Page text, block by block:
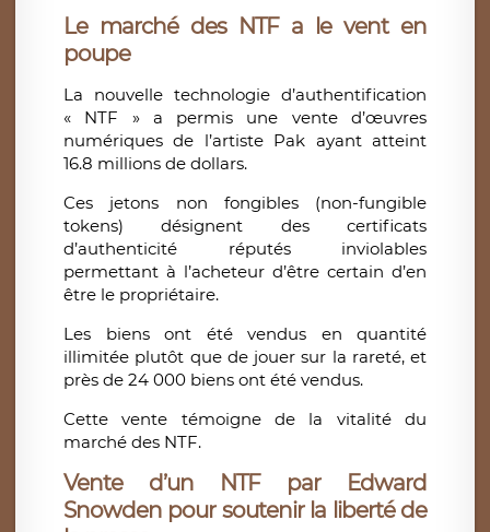
Le marché des NTF a le vent en
poupe
La nouvelle technologie d’authentification
« NTF » a permis une vente d’œuvres
numériques de l’artiste Pak ayant atteint
16.8 millions de dollars.
Ces jetons non fongibles (non-fungible
tokens) désignent des certificats
d’authenticité réputés inviolables
permettant à l’acheteur d’être certain d’en
être le propriétaire.
Les biens ont été vendus en quantité
illimitée plutôt que de jouer sur la rareté, et
près de 24 000 biens ont été vendus.
Cette vente témoigne de la vitalité du
marché des NTF.
Vente d’un NTF par Edward
Snowden pour soutenir la liberté de